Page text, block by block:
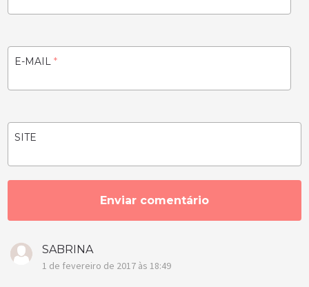
E-MAIL*
SITE
SABRINA
1 de fevereiro de 2017 às 18:49